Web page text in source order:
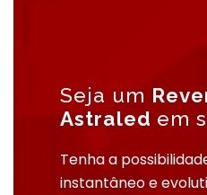
Seja um
Astraled em
Tenha a
instantâneo e